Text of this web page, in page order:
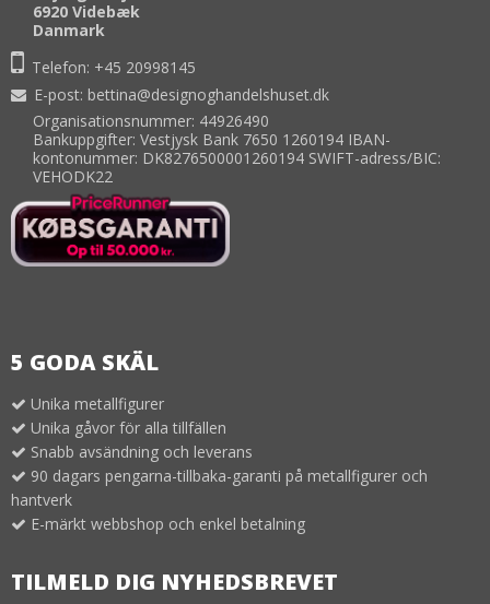
6920 Videbæk
Danmark
Telefon: +45 20998145
E-post: bettina@designoghandelshuset.dk
Organisationsnummer: 44926490
Bankuppgifter: Vestjysk Bank 7650 1260194 IBAN-
kontonummer: DK8276500001260194 SWIFT-adress/BIC:
VEHODK22
5 GODA SKÄL
Unika metallfigurer
Unika gåvor för alla tillfällen
Snabb avsändning och leverans
90 dagars pengarna-tillbaka-garanti på metallfigurer och
hantverk
E-märkt webbshop och enkel betalning
TILMELD DIG NYHEDSBREVET